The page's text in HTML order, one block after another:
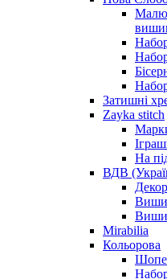
Затишні
Zayka stitch
На
ВДВ
Mirabilia
Кольорова